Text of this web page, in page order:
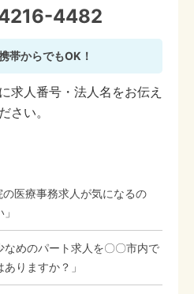
4482
帯からでもOK！
求人番号・法人名をお伝え
さい。
医療事務求人が気になるの
なめのパート求人を〇〇市内で
りますか？」